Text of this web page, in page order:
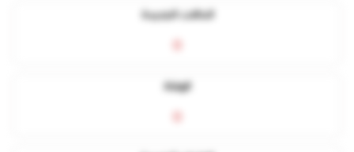
الحالات الجديدة
الوفاة